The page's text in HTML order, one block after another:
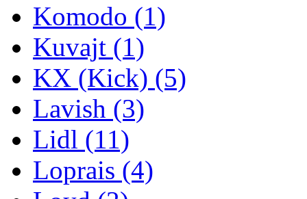
Komodo (1)
Kuvajt (1)
KX (Kick) (5)
Lavish (3)
Lidl (11)
Loprais (4)